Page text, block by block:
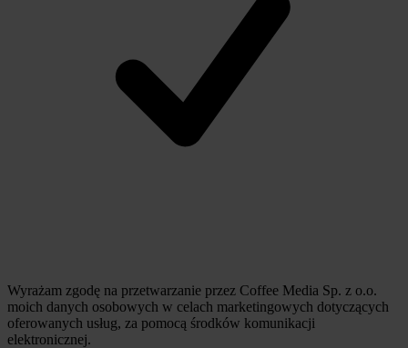
Wyrażam zgodę na przetwarzanie przez Coffee Media Sp. z o.o.
moich danych osobowych w celach marketingowych dotyczących
oferowanych usług, za pomocą środków komunikacji
elektronicznej.